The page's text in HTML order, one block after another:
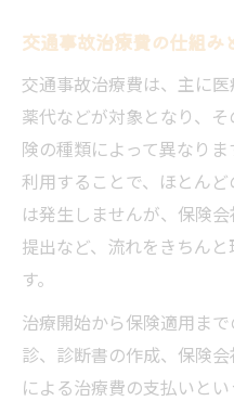
交通事故治療費の仕組み
交通事故治療費は、主に医
薬代などが対象となり、
険の種類によって異なり
利用することで、ほとん
は発生しませんが、保険
提出など、流れをきちん
す。
治療開始から保険適用ま
診、診断書の作成、保険
による治療費の支払いと